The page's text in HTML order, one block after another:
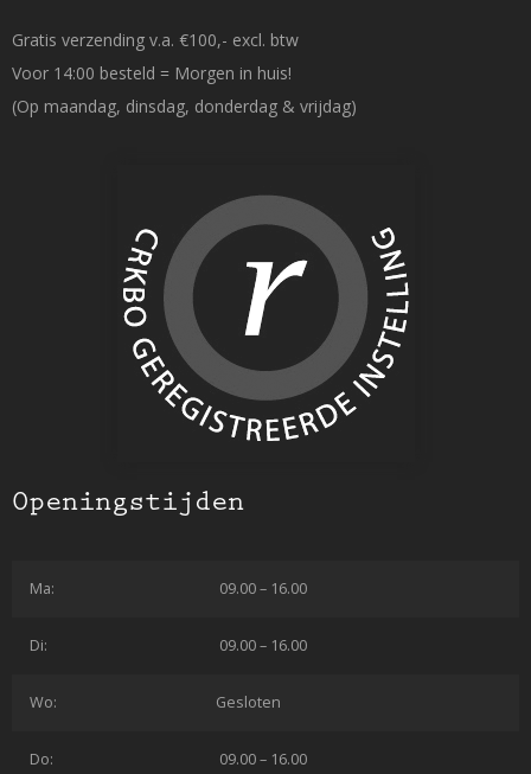
Gratis verzending v.a. €100,- excl. btw
Voor 14:00 besteld = Morgen in huis!
(Op maandag, dinsdag, donderdag & vrijdag)
Openingstijden
Ma: 09.00 – 16.00
Di: 09.00 – 16.00
Wo: Gesloten
Do: 09.00 – 16.00